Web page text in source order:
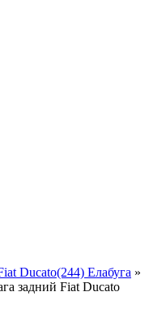
Ducato(244) Елабуга »
задний Fiat Ducato